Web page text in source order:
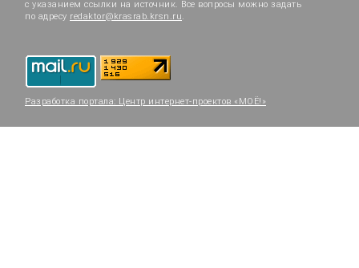
с указанием ссылки на источник. Все вопросы можно задать
по адресу redaktor@krasrab.krsn.ru.
Разработка портала: Центр интернет-проектов «МОЁ!»